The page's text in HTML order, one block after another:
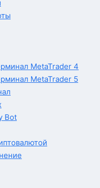
MetaTrader 4
MetaTrader 5
Bot